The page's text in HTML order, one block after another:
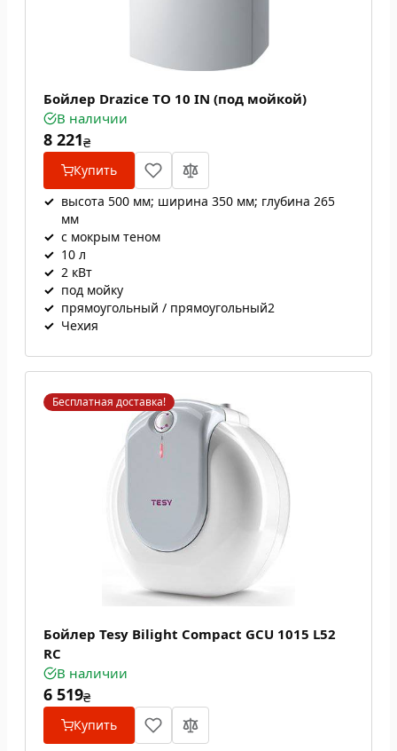
Бойлер Drazice TO 10 IN (под мойкой)
В наличии
8 221₴
Купить
✓ высота 500 мм; ширина 350 мм; глубина 265
мм
✓ с мокрым теном
✓ 10 л
✓ 2 кВт
✓ под мойку
✓ прямоугольный / прямоугольный2
✓ Чехия
Бесплатная доставка!
Бойлер Tesy Bilight Compact GCU 1015 L52
RC
В наличии
6 519₴
Купить